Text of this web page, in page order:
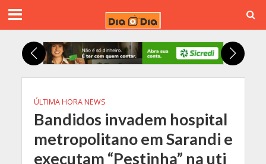
ÚLTIMA HORA NEWS
Bandidos invadem hospital
metropolitano em Sarandi e
executam “Pestinha” na uti